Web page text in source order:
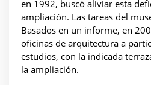
en 1992, buscó aliviar esta
ampliación. Las tareas del
Basados en un informe, en
oficinas de arquitectura a
estudios, con la indicada
la ampliación.